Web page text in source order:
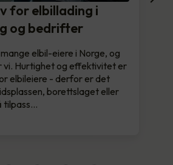
for elbillading i
og bedrifter
elbil-eiere i Norge, og
vi. Hurtighet og effektivitet er
elbileiere - derfor er det
borettslaget eller
tilpass…